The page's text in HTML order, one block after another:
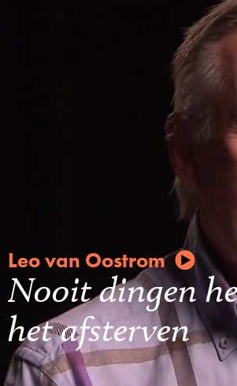
Leo van Oostrom
Nooit dingen
het afsterven